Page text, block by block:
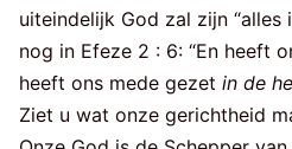
uiteindelijk God zal zijn “alles
nog in Efeze 2 : 6: “En heeft
heeft ons mede gezet in de
Ziet u wat onze gerichtheid